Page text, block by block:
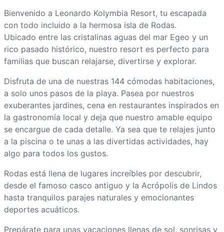
Bienvenido a Leonardo Kolymbia Resort, tu escapada
con todo incluido a la hermosa isla de Rodas.
Ubicado entre las cristalinas aguas del mar Egeo y un
rico pasado histórico, nuestro resort es perfecto para
familias que buscan relajarse, divertirse y explorar.
Disfruta de una de nuestras 144 cómodas habitaciones,
a solo unos pasos de la playa. Pasea por nuestros
exuberantes jardines, cena en restaurantes inspirados en
la gastronomía local y deja que nuestro amable equipo
se encargue de cada detalle. Ya sea que te relajes junto
a la piscina o te unas a las divertidas actividades, hay
algo para todos los gustos.
Rodas está llena de lugares increíbles por descubrir,
desde el famoso casco antiguo y la Acrópolis de Lindos
hasta tranquilos parajes naturales y emocionantes
deportes acuáticos.
Prepárate para unas vacaciones llenas de sol, sonrisas y